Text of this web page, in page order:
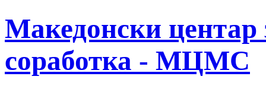
Македонски центар
соработка - МЦМС